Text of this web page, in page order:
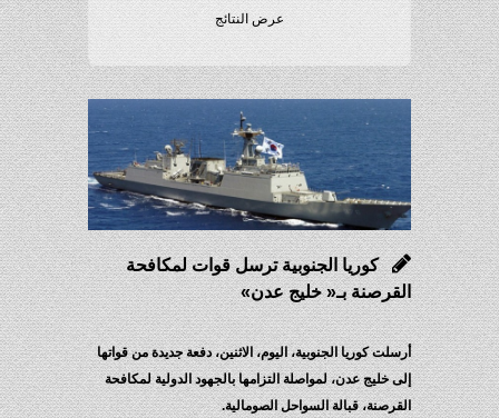
عرض النتائج
كوريا الجنوبية ترسل قوات لمكافحة
القرصنة بـ« خليج عدن»
أرسلت كوريا الجنوبية، اليوم، الاثنين، دفعة جديدة من قواتها
إلى خليج عدن، لمواصلة التزامها بالجهود الدولية لمكافحة
القرصنة، قبالة السواحل الصومالية.